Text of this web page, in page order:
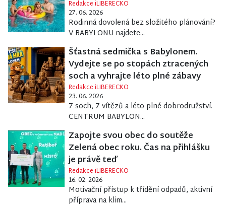
Redakce iLIBERECKO
27. 06. 2026
Rodinná dovolená bez složitého plánování?
V BABYLONU najdete...
Šťastná sedmička s Babylonem.
Vydejte se po stopách ztracených
soch a vyhrajte léto plné zábavy
Redakce iLIBERECKO
23. 06. 2026
7 soch, 7 vítězů a léto plné dobrodružství.
CENTRUM BABYLON...
Zapojte svou obec do soutěže
Zelená obec roku. Čas na přihlášku
je právě teď
Redakce iLIBERECKO
16. 02. 2026
Motivační přístup k třídění odpadů, aktivní
příprava na klim...